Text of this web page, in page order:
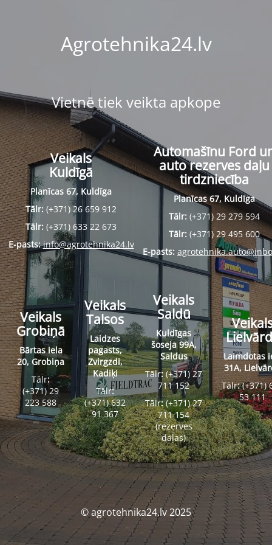
Agrotehnika24.lv
Vietnē tiek veikta apkope
Veikals
Kuldīgā
Planīcas 67, Kuldīga
Tālr: (+371) 26 659 912
Tālr: (+371) 633 22 673
E-pasts:info@agrotehnika24.lv
Automašīnu Ford
auto rezerves daļu
tirdzniecība
Planīcas 67, Kuldīga
Tālr: (+371) 29 279 594
Tālr: (+371) 29 495 600
E-pasts:
Veikals
Grobiņā
Bārtas iela
20, Grobiņa
Tālr:
(+371) 29
223 588
Veikals
Talsos
Laidzes
pagasts,
Zvirgzdi,
Kadiķi
Tālr:
(+371) 632
91 367
Veikals
Saldū
Kuldīgas
šoseja 99A,
Saldus
Tālr:(+371) 27
711 152
Tālr:(+371) 27
711 154
(rezerves
daļas)
Laimdotas
31A,
Tālr:(+371)
53 111
© agrotehnika24.lv 2025